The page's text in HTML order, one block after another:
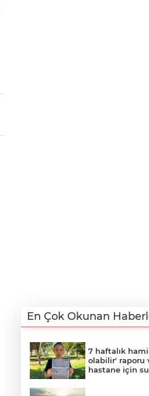
En Çok Okunan
7 haftalık
olabilir' raporu
hastane için